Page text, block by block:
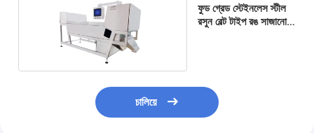
ফুড গ্রেড স্টেইনলেস স্টীল
রসুন বেল্ট টাইপ রঙ সাজানোর
চালিয়ে